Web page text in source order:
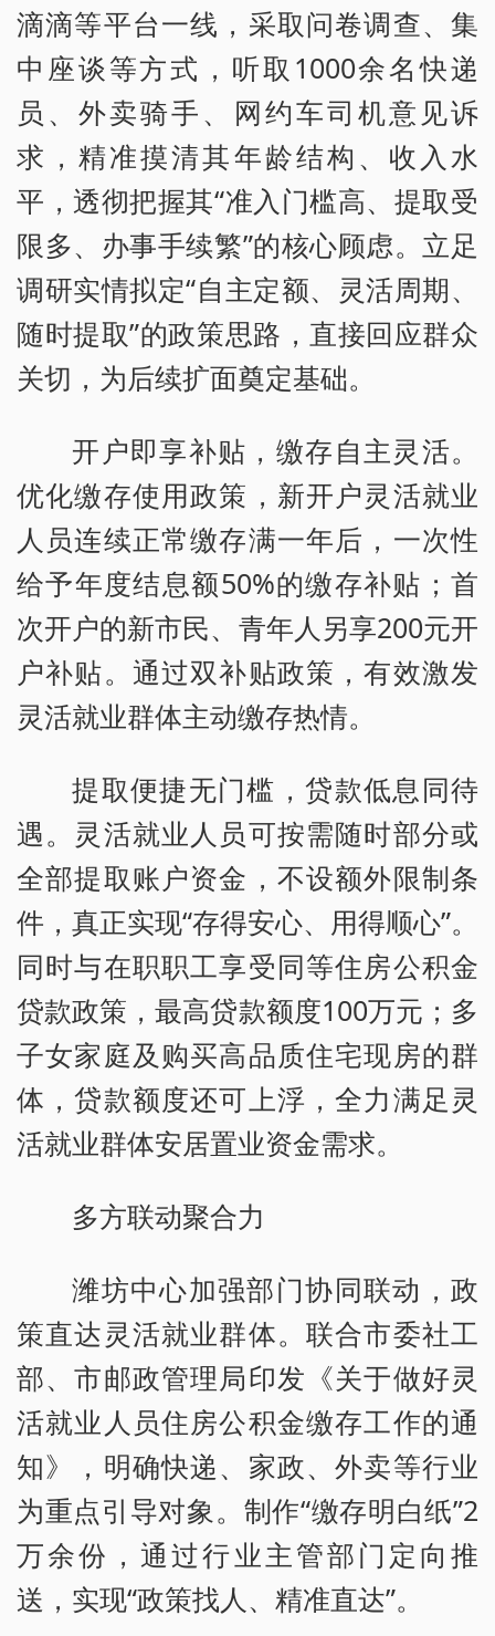
滴滴等平台一线，采取问卷调查、集
中座谈等方式，听取1000余名快递
员、外卖骑手、网约车司机意见诉
求，精准摸清其年龄结构、收入水
平，透彻把握其“准入门槛高、提取受
限多、办事手续繁”的核心顾虑。立足
调研实情拟定“自主定额、灵活周期、
随时提取”的政策思路，直接回应群众
关切，为后续扩面奠定基础。
开户即享补贴，缴存自主灵活。
优化缴存使用政策，新开户灵活就业
人员连续正常缴存满一年后，一次性
给予年度结息额50%的缴存补贴；首
次开户的新市民、青年人另享200元开
户补贴。通过双补贴政策，有效激发
灵活就业群体主动缴存热情。
提取便捷无门槛，贷款低息同待
遇。灵活就业人员可按需随时部分或
全部提取账户资金，不设额外限制条
件，真正实现“存得安心、用得顺心”。
同时与在职职工享受同等住房公积金
贷款政策，最高贷款额度100万元；多
子女家庭及购买高品质住宅现房的群
体，贷款额度还可上浮，全力满足灵
活就业群体安居置业资金需求。
多方联动聚合力
潍坊中心加强部门协同联动，政
策直达灵活就业群体。联合市委社工
部、市邮政管理局印发《关于做好灵
活就业人员住房公积金缴存工作的通
知》，明确快递、家政、外卖等行业
为重点引导对象。制作“缴存明白纸”2
万余份，通过行业主管部门定向推
送，实现“政策找人、精准直达”。